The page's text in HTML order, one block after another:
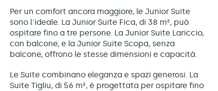
Per un comfort ancora maggiore, le Junior Suite
sono l'ideale. La Junior Suite Fica, di 38 m², può
ospitare fino a tre persone. La Junior Suite Lariccio,
con balcone, e la Junior Suite Scopa, senza
balcone, offrono le stesse dimensioni e capacità.
Le Suite combinano eleganza e spazi generosi. La
Suite Tigliu, di 56 m², è progettata per ospitare fino